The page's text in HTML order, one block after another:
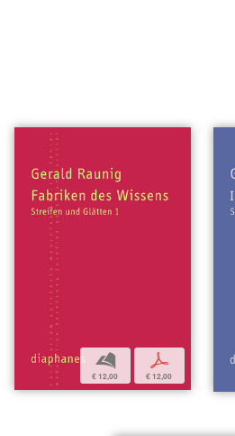
b
€ 12,00
p
€ 12,00